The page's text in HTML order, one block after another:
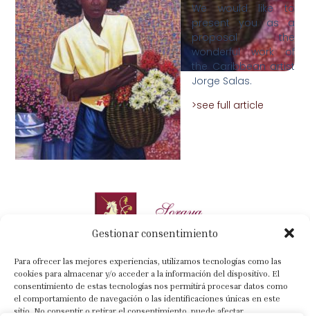
Gestionar consentimiento
Para ofrecer las mejores experiencias, utilizamos tecnologías como las
cookies para almacenar y/o acceder a la información del dispositivo. El
consentimiento de estas tecnologías nos permitirá procesar datos como
el comportamiento de navegación o las identificaciones únicas en este
sitio. No consentir o retirar el consentimiento, puede afectar
We would like to
present you as a
proposal the
wonderful work of
the Caribbean artist
Jorge Salas.
>see full article
+34 630 022 318